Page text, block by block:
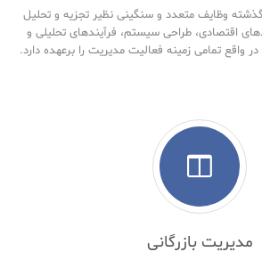
وظایف متعدد و سنگینی نظیر تجزیه و تحلیل
اقتصادی، طراحی سیستم، فرآیندهای تحلیلی و
واقع تمامی زمینه فعالیت مدیریت را برعهده دارد.
مدیریت بازرگانی